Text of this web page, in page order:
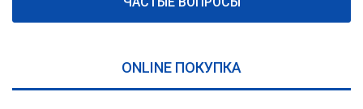
ONLINE ПОКУПКА